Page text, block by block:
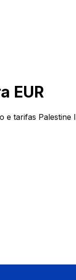
EUR
e tarifas